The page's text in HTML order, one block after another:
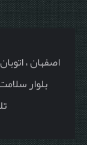
اصفهان ،
بلوار